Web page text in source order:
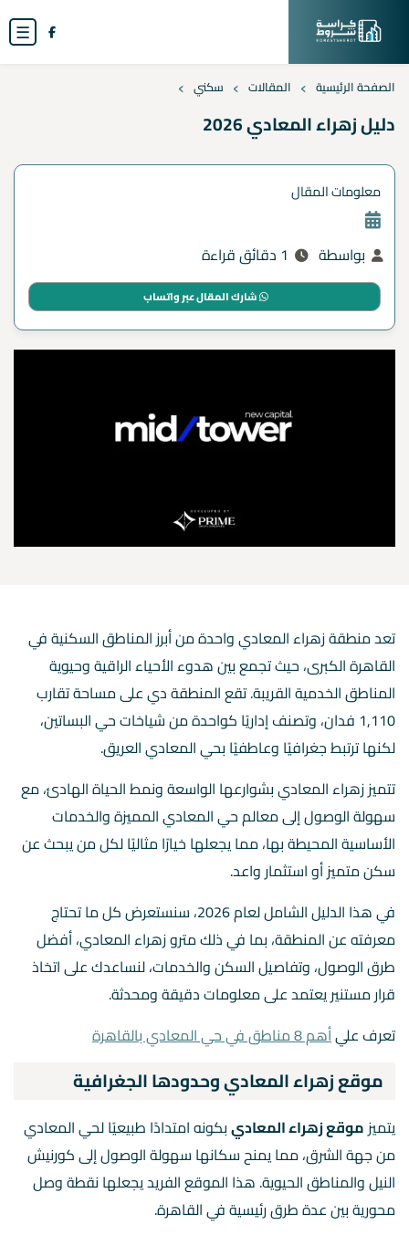
☰
الصفحة الرئيسية › المقالات › سكني ›
دليل زهراء المعادي 2026
معلومات المقال
بواسطة
شارك المقال عبر واتساب
تعد منطقة زهراء المعادي واحدة من أبرز المناطق السكنية في
القاهرة الكبرى، حيث تجمع بين هدوء الأحياء الراقية وحيوية
المناطق الخدمية القريبة. تقع المنطقة دي على مساحة تقارب
1,110 فدان، وتصنف إداريًا كواحدة من شياخات حي البساتين،
لكنها ترتبط جغرافيًا وعاطفيًا بحي المعادي العريق.
تتميز زهراء المعادي بشوارعها الواسعة ونمط الحياة الهادئ، مع
سهولة الوصول إلى معالم حي المعادي المميزة والخدمات
الأساسية المحيطة بها، مما يجعلها خيارًا مثاليًا لكل من يبحث عن
سكن متميز أو استثمار واعد.
في هذا الدليل الشامل لعام 2026، سنستعرض كل ما تحتاج
معرفته عن المنطقة، بما في ذلك مترو زهراء المعادي، أفضل
طرق الوصول، وتفاصيل السكن والخدمات، لنساعدك على اتخاذ
قرار مستنير يعتمد على معلومات دقيقة ومحدثة.
تعرف عليأهم 8 مناطق في حي المعادي بالقاهرة
موقع زهراء المعادي وحدودها الجغرافية
يتميز موقع زهراء المعاديبكونه امتدادًا طبيعيًا لحي المعادي
من جهة الشرق، مما يمنح سكانها سهولة الوصول إلى كورنيش
النيل والمناطق الحيوية. هذا الموقع الفريد يجعلها نقطة وصل
محورية بين عدة طرق رئيسية في القاهرة.